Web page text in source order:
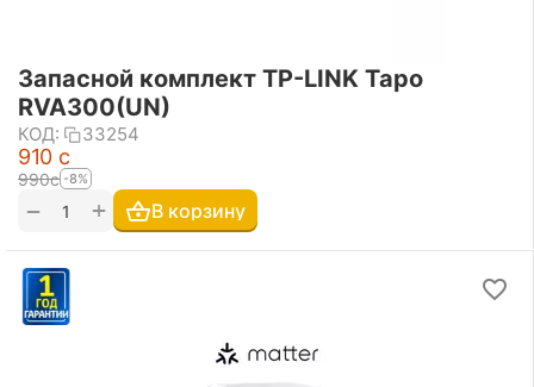
Запасной комплект TP-LINK Tapo
RVA300(UN)
КОД: 33254
‍910‍ с
‍990‍с -8%
+
− В корзину